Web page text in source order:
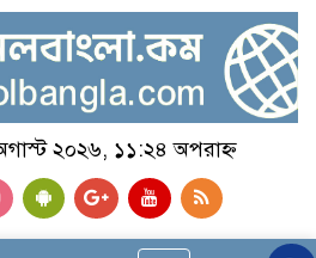
২০২৬, ১১:২৪ অপরাহ্ন